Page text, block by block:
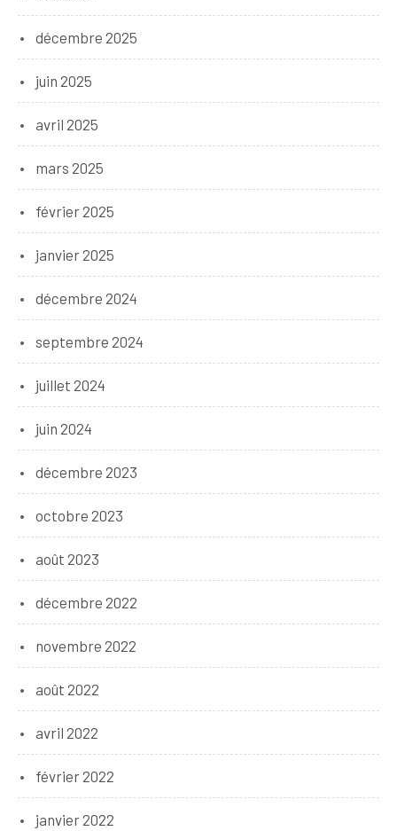
décembre 2025
juin 2025
avril 2025
mars 2025
février 2025
janvier 2025
décembre 2024
septembre 2024
juillet 2024
juin 2024
décembre 2023
octobre 2023
août 2023
décembre 2022
novembre 2022
août 2022
avril 2022
février 2022
janvier 2022